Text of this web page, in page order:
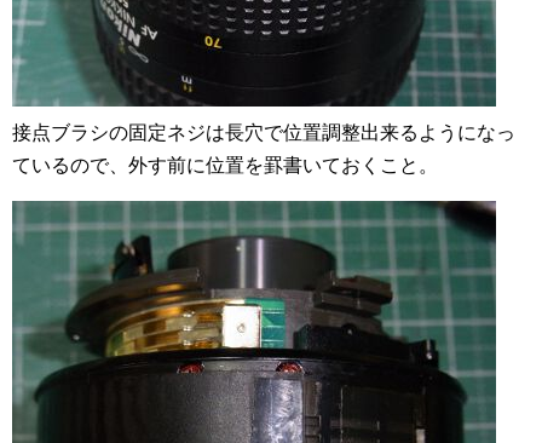
接点ブラシの固定ネジは長穴で位置調整出来るようになっ
ているので、外す前に位置を罫書いておくこと。